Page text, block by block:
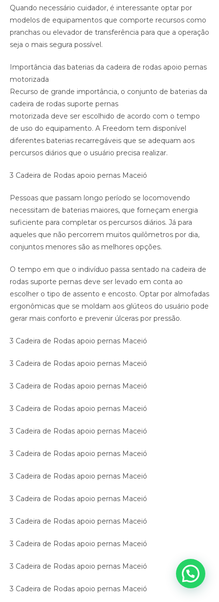
Quando necessário cuidador, é interessante optar por
modelos de equipamentos que comporte recursos como
pranchas ou elevador de transferência para que a operação
seja o mais segura possível.
Importância das baterias da cadeira de rodas apoio pernas
motorizada
Recurso de grande importância, o conjunto de baterias da
cadeira de rodas suporte pernas
motorizada deve ser escolhido de acordo com o tempo
de uso do equipamento. A Freedom tem disponível
diferentes baterias recarregáveis que se adequam aos
percursos diários que o usuário precisa realizar.
3 Cadeira de Rodas apoio pernas Maceió
Pessoas que passam longo período se locomovendo
necessitam de baterias maiores, que forneçam energia
suficiente para completar os percursos diários. Já para
aqueles que não percorrem muitos quilômetros por dia,
conjuntos menores são as melhores opções.
O tempo em que o indivíduo passa sentado na cadeira de
rodas suporte pernas deve ser levado em conta ao
escolher o tipo de assento e encosto. Optar por almofadas
ergonômicas que se moldam aos glúteos do usuário pode
gerar mais conforto e prevenir úlceras por pressão.
3 Cadeira de Rodas apoio pernas Maceió
3 Cadeira de Rodas apoio pernas Maceió
3 Cadeira de Rodas apoio pernas Maceió
3 Cadeira de Rodas apoio pernas Maceió
3 Cadeira de Rodas apoio pernas Maceió
3 Cadeira de Rodas apoio pernas Maceió
3 Cadeira de Rodas apoio pernas Maceió
3 Cadeira de Rodas apoio pernas Maceió
3 Cadeira de Rodas apoio pernas Maceió
3 Cadeira de Rodas apoio pernas Maceió
3 Cadeira de Rodas apoio pernas Maceió
3 Cadeira de Rodas apoio pernas Maceió